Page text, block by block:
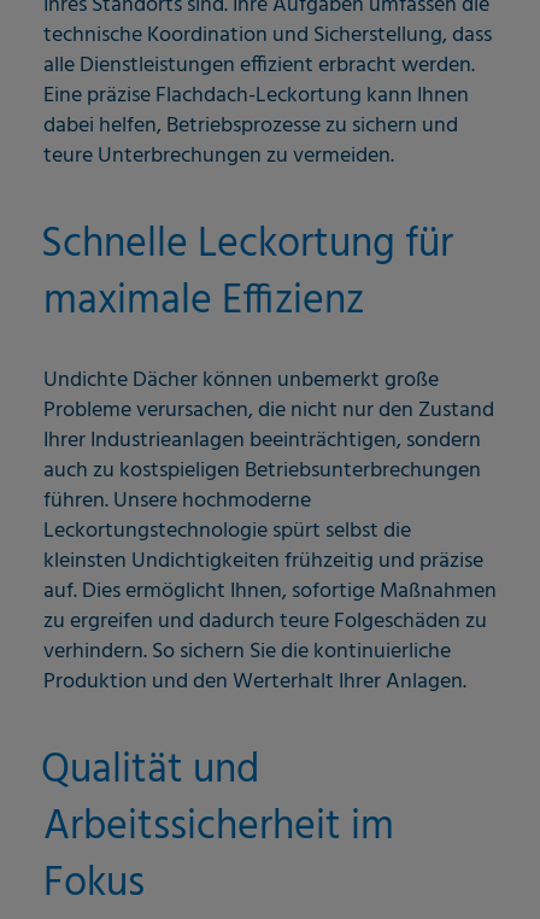
technische Koordination und Sicherstellung, dass
alle Dienstleistungen effizient erbracht werden.
Eine präzise Flachdach-Leckortung kann Ihnen
dabei helfen, Betriebsprozesse zu sichern und
teure Unterbrechungen zu vermeiden.
Schnelle Leckortung für
maximale Effizienz
Undichte Dächer können unbemerkt große
Probleme verursachen, die nicht nur den Zustand
Ihrer Industrieanlagen beeinträchtigen, sondern
auch zu kostspieligen Betriebsunterbrechungen
führen. Unsere hochmoderne
Leckortungstechnologie spürt selbst die
kleinsten Undichtigkeiten frühzeitig und präzise
auf. Dies ermöglicht Ihnen, sofortige Maßnahmen
zu ergreifen und dadurch teure Folgeschäden zu
verhindern. So sichern Sie die kontinuierliche
Produktion und den Werterhalt Ihrer Anlagen.
Qualität und
Arbeitssicherheit im
Fokus